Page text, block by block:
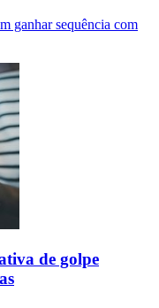
ganhar sequência com
de golpe